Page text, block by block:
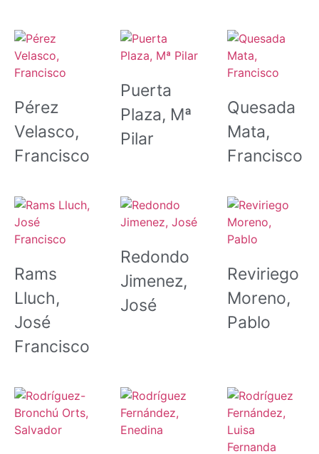
Pérez
Velasco,
Francisco
Puerta
Plaza, Mª
Pilar
Quesada
Mata,
Francisco
Rams
Lluch,
José
Francisco
Redondo
Jimenez,
José
Reviriego
Moreno,
Pablo